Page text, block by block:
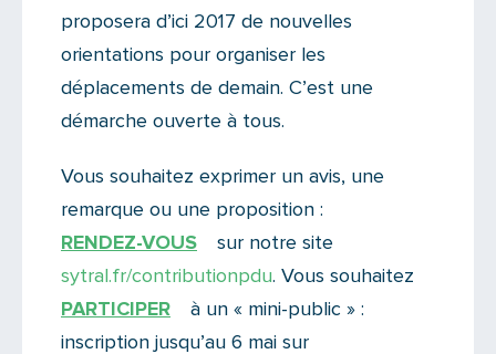
Ajoutez le vôtre
proposera d’ici 2017 de nouvelles
orientations pour organiser les
déplacements de demain. C’est une
démarche ouverte à tous.
Vous souhaitez exprimer un avis, une
remarque ou une proposition :
RENDEZ-VOUS
sur notre site
sytral.fr/contributionpdu. Vous souhaitez
PARTICIPER
à un « mini-public » :
inscription jusqu’au 6 mai sur